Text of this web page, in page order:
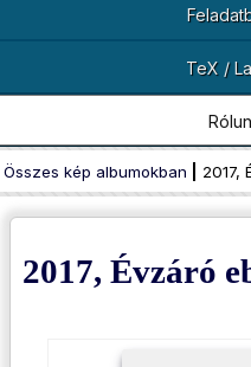
TeX /
Összes kép albumokban 2017,
2017, Évzáró